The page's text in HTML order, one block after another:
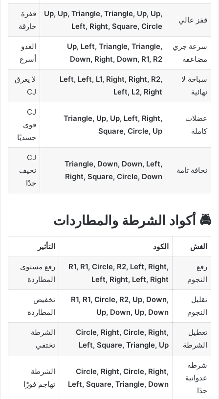
قفز عالي
Up, Up, Triangle, Triangle, Up, Up,
Left, Right, Square, Circle
قفزة
خارقة
سرعة جري
مضاعفة
Up, Left, Triangle, Triangle,
Down, Right, Down, R1, R2
العدو
أسرع
سباحة لا
نهائية
Left, Left, L1, Right, Right, R2,
Left, L2, Right
لا يغرق
CJ
عضلات
كاملة
Triangle, Up, Up, Left, Right,
Square, Circle, Up
CJ
قوي
جسديًا
نحافة تامة
Triangle, Down, Down, Left,
Right, Square, Circle, Down
CJ
نحيف
جدًا
🚔 أكواد الشرطة والمطاردات
الغش الكود التأثير
رفع
النجوم
R1, R1, Circle, R2, Left, Right,
Left, Right, Left, Right
رفع مستوى
المطاردة
تقليل
النجوم
R1, R1, Circle, R2, Up, Down,
Up, Down, Up, Down
تخفيض
المطاردة
تعطيل
الشرطة
Circle, Right, Circle, Right,
Left, Square, Triangle, Up
الشرطة
تختفي
شرطة
عدوانية
جدًا
Circle, Right, Circle, Right,
Left, Square, Triangle, Down
الشرطة
تهاجم فورًا